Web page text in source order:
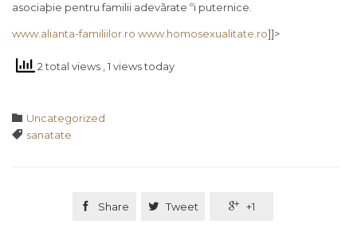
asociaþie pentru familii adevãrate ºi puternice.
www.alianta-familiilor.ro www.homosexualitate.ro]]>
2 total views , 1 views today
 Category
Uncategorized
 Tags
sanatate
 Share  Tweet  +1